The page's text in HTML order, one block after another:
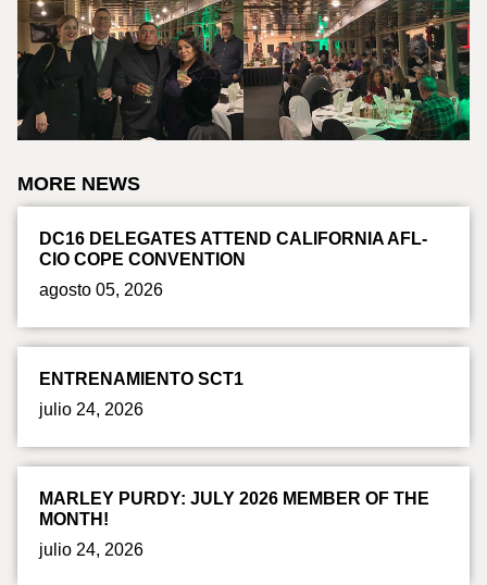
MORE NEWS
DC16 DELEGATES ATTEND CALIFORNIA AFL-
CIO COPE CONVENTION
agosto 05, 2026
ENTRENAMIENTO SCT1
julio 24, 2026
MARLEY PURDY: JULY 2026 MEMBER OF THE
MONTH!
julio 24, 2026